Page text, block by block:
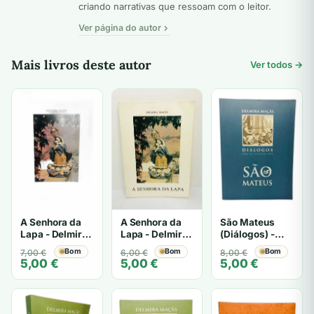
criando narrativas que ressoam com o leitor.
Ver página do autor
Mais livros deste autor Ver todos →
A Senhora da
Lapa - Delmira
7,00€
O
preço
original
era:
7,00 €.
5,00 €
O
preço
atual
é:
5,00 €.
Bom
A Senhora da
Lapa - Delmira
6,00€
O
preço
original
era:
6,00 €.
5,00€
O
preço
atual
é:
5,00 €.
Bom
São Mateus
(Diálogos) -
Delmira Maçãs
8,00€
O
preço
original
era:
8,00 €.
5,00€
O
preço
atual
é:
5,00 €.
Bom